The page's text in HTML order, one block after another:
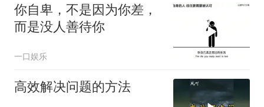
你自卑，不是因为你差，
而是没人善待你
一口娱乐
高效解决问题的方法